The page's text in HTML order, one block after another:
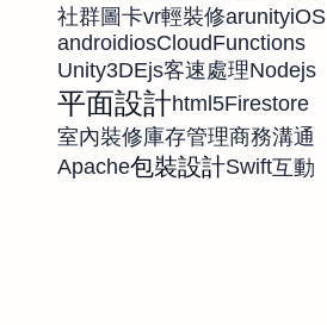
社群圖卡vr輕裝修arunityiOS
androidiosCloudFunctions
Unity3DEjs客速處理Nodejs
平面設計html5Firestore
室內裝修庫存管理商務溝通
Apache包裝設計Swift互動